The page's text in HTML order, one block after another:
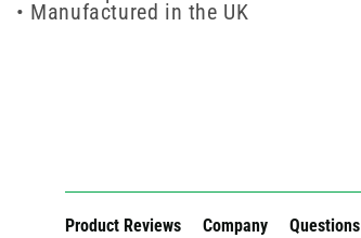
• Manufactured in the UK
Product Reviews Company Questions